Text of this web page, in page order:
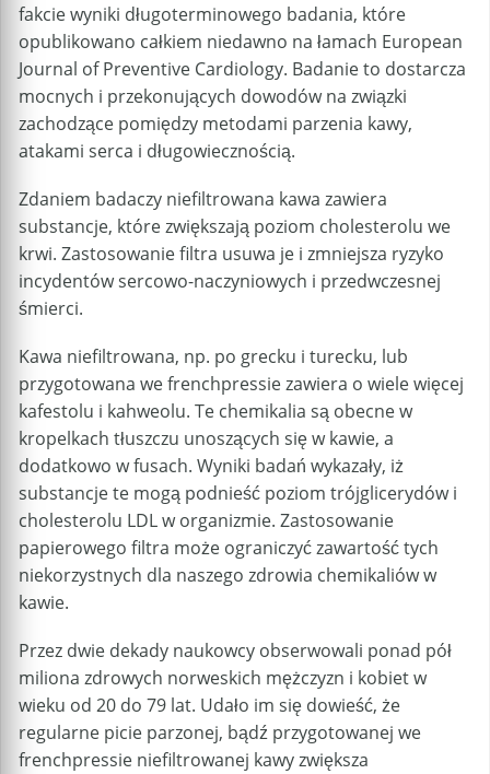
fakcie wyniki długoterminowego badania, które
opublikowano całkiem niedawno na łamach European
Journal of Preventive Cardiology. Badanie to dostarcza
mocnych i przekonujących dowodów na związki
zachodzące pomiędzy metodami parzenia kawy,
atakami serca i długowiecznością.
Zdaniem badaczy niefiltrowana kawa zawiera
substancje, które zwiększają poziom cholesterolu we
krwi. Zastosowanie filtra usuwa je i zmniejsza ryzyko
incydentów sercowo-naczyniowych i przedwczesnej
śmierci.
Kawa niefiltrowana, np. po grecku i turecku, lub
przygotowana we frenchpressie zawiera o wiele więcej
kafestolu i kahweolu. Te chemikalia są obecne w
kropelkach tłuszczu unoszących się w kawie, a
dodatkowo w fusach. Wyniki badań wykazały, iż
substancje te mogą podnieść poziom trójglicerydów i
cholesterolu LDL w organizmie. Zastosowanie
papierowego filtra może ograniczyć zawartość tych
niekorzystnych dla naszego zdrowia chemikaliów w
kawie.
Przez dwie dekady naukowcy obserwowali ponad pół
miliona zdrowych norweskich mężczyzn i kobiet w
wieku od 20 do 79 lat. Udało im się dowieść, że
regularne picie parzonej, bądź przygotowanej we
frenchpressie niefiltrowanej kawy zwiększa